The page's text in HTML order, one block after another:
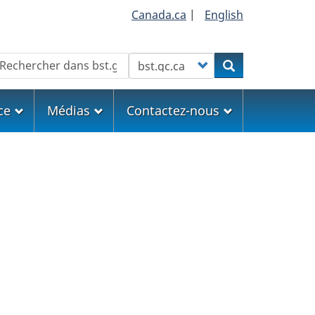
Canada.ca | English
Customize your searchRechercher
Médias Contactez-nous